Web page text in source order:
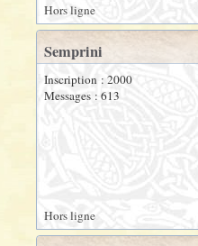
Hors ligne
Semprini
Inscription : 2000
Messages : 613
Hors ligne